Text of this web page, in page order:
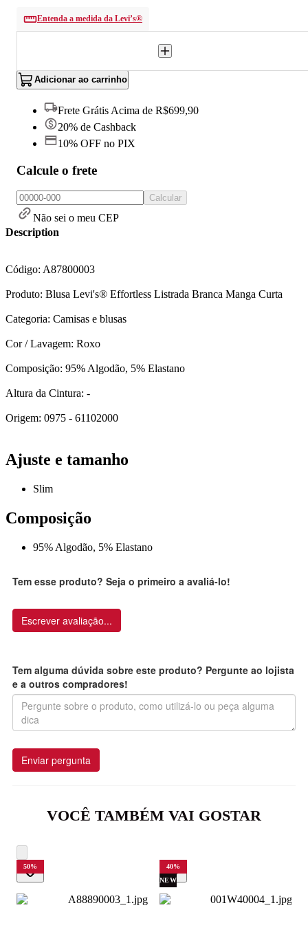
Entenda a medida da Levi’s®
Adicionar ao carrinho
Frete Grátis Acima de R$699,90
20% de Cashback
10% OFF no PIX
Calcule o frete
Calcular
Não sei o meu CEP
Description
Código: A87800003
Produto: Blusa Levi's® Effortless Listrada Branca Manga Curta
Categoria: Camisas e blusas
Cor / Lavagem: Roxo
Composição: 95% Algodão, 5% Elastano
Altura da Cintura: -
Origem: 0975 - 61102000
Ajuste e tamanho
Slim
Composição
95% Algodão, 5% Elastano
Tem esse produto? Seja o primeiro a avaliá-lo!
Escrever avaliação...
Tem alguma dúvida sobre este produto? Pergunte ao lojista
e a outros compradores!
Enviar pergunta
VOCÊ TAMBÉM VAI GOSTAR
50% 40%
NEW